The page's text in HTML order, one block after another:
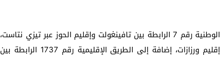
وأوضح أن الأمر يتعلق، على الخصوص، بالطريق الوطنية رقم 7 الرابطة بين تافينغولت وإقليم الحوز عبر تيزي نتاست،
والطريق الوطنية رقم 10 الرابطة بين تالوين وإقليم ورزازات، إضافة إلى الطريق الإقليمية رقم 1737 الرابطة بين